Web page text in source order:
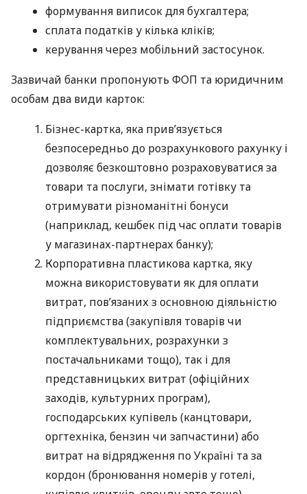
формування виписок для бухгалтера;
сплата податків у кілька кліків;
керування через мобільний застосунок.
Зазвичай банки пропонують ФОП та юридичним
особам два види карток:
Бізнес-картка, яка прив’язується
безпосередньо до розрахункового рахунку і
дозволяє безкоштовно розраховуватися за
товари та послуги, знімати готівку та
отримувати різноманітні бонуси
(наприклад, кешбек під час оплати товарів
у магазинах-партнерах банку);
Корпоративна пластикова картка, яку
можна використовувати як для оплати
витрат, пов’язаних з основною діяльністю
підприємства (закупівля товарів чи
комплектувальних, розрахунки з
постачальниками тощо), так і для
представницьких витрат (офіційних
заходів, культурних програм),
господарських купівель (канцтовари,
оргтехніка, бензин чи запчастини) або
витрат на відрядження по Україні та за
кордон (бронювання номерів у готелі,